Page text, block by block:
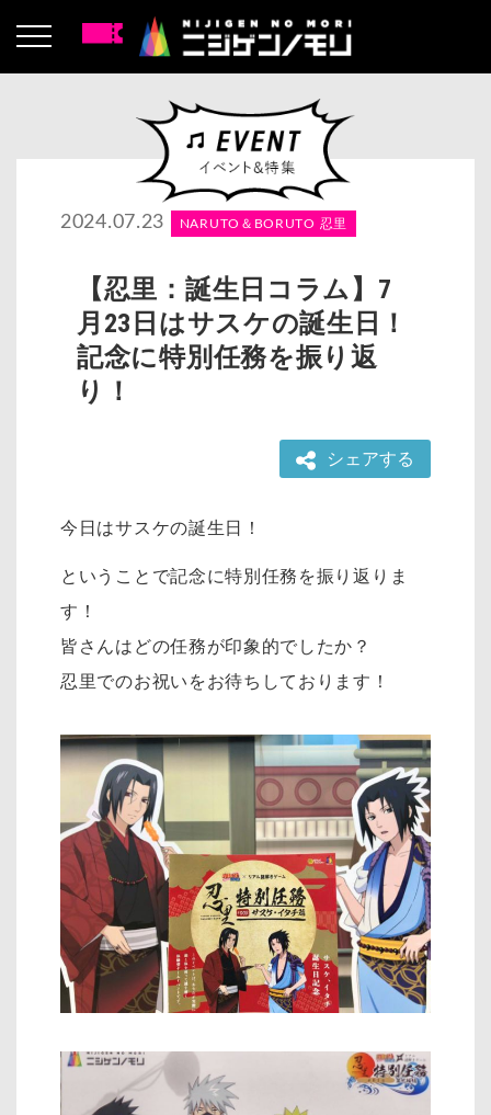
2024.07.23 NARUTO＆BORUTO 忍里
【忍里：誕生日コラム】7
月23日はサスケの誕生日！
記念に特別任務を振り返
り！
シェアする
今日はサスケの誕生日！
ということで記念に特別任務を振り返りま
す！
皆さんはどの任務が印象的でしたか？
忍里でのお祝いをお待ちしております！